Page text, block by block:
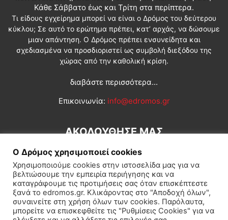
Κάθε Σάββατο έως και Τρίτη στα περίπτερα.
Τι είδους εγχείρημα μπορεί να είναι ο Δρόμος του δεύτερου
κύκλου; Σε αυτό το ερώτημα πρέπει, κατ’ αρχάς, να δώσουμε
μιαν απάντηση. Ο Δρόμος πρέπει ενσυνείδητα και
σχεδιασμένα να προσδιοριστεί ως συμβολή διεξόδου της
χώρας από την καθολική κρίση.
διαβάστε περισσότερα...
Επικοινωνία: info@edromos.gr
ΑΚΟΛΟΥΘΗΣΕ ΜΑΣ
Εγγραφή συνδρομητή Πολιτική Διεθνή Κοινωνία
Ο Δρόμος χρησιμοποιεί cookies
Χρησιμοποιούμε cookies στην ιστοσελίδα μας για να
βελτιώσουμε την εμπειρία περιήγησης και να
καταγράφουμε τις προτιμήσεις σας όταν επισκέπτεστε
ξανά το edromos.gr. Κλικάροντας στο "Αποδοχή όλων",
συναινείτε στη χρήση όλων των cookies. Παρόλαυτα,
μπορείτε να επισκεφθείτε τις "Ρυθμίσεις Cookies" για να